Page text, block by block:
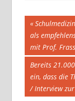
Vorheriger
Beitrag:
als
mit Prof. Frass
Nächster
Beitrag:
Bereits
ein, dass die
/ Interview